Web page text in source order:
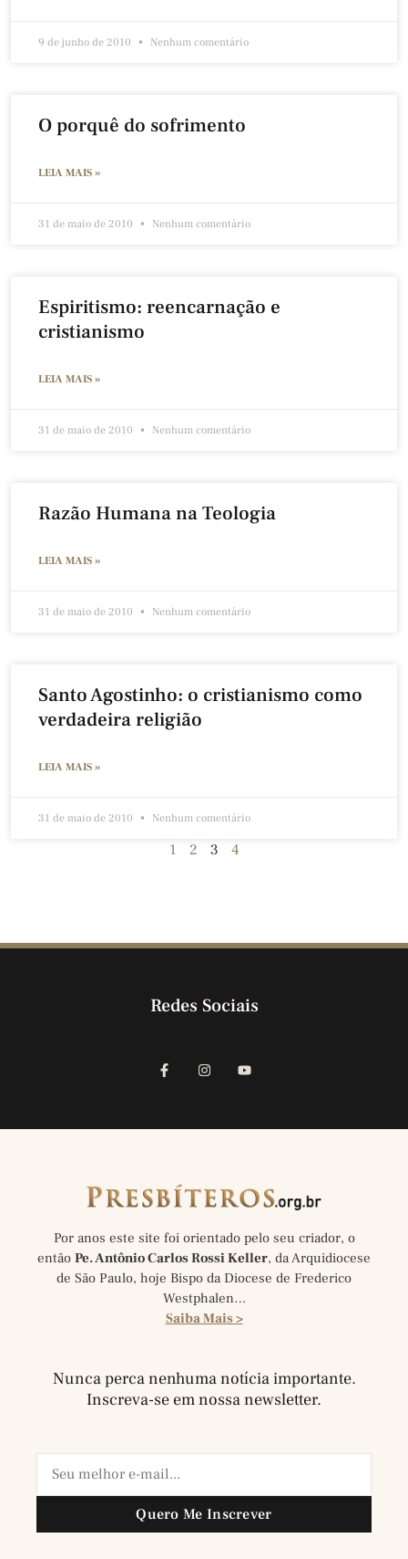
9 de junho de 2010 Nenhum comentário
O porquê do sofrimento
LEIA MAIS »
31 de maio de 2010 Nenhum comentário
Espiritismo: reencarnação e
cristianismo
LEIA MAIS »
31 de maio de 2010 Nenhum comentário
Razão Humana na Teologia
LEIA MAIS »
31 de maio de 2010 Nenhum comentário
Santo Agostinho: o cristianismo como
verdadeira religião
LEIA MAIS »
31 de maio de 2010 Nenhum comentário
1 2 3 4
Redes Sociais
Por anos este site foi orientado pelo seu criador, o
então Pe. Antônio Carlos Rossi Keller, da Arquidiocese
de São Paulo, hoje Bispo da Diocese de Frederico
Westphalen…
Saiba Mais >
Nunca perca nenhuma notícia importante.
Inscreva-se em nossa newsletter.
Quero Me Inscrever